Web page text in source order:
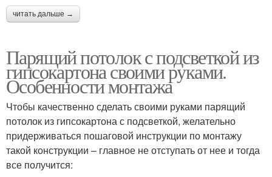
читать дальше →
Парящий потолок с подсветкой из
гипсокартона своими руками.
Особенности монтажа
Чтобы качественно сделать своими руками парящий
потолок из гипсокартона с подсветкой, желательно
придерживаться пошаговой инструкции по монтажу
такой конструкции – главное не отступать от нее и тогда
все получится: